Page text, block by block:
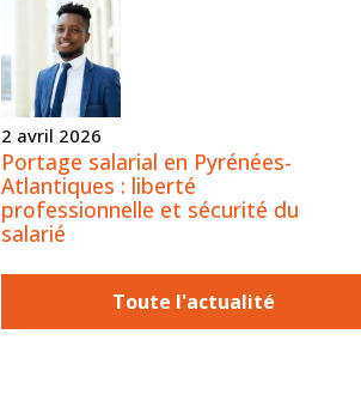
2 avril 2026
Portage salarial en Pyrénées-
Atlantiques : liberté
professionnelle et sécurité du
salarié
Toute l'actualité